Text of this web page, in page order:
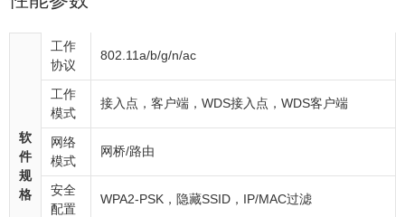
软
件
规
格
工作
协议
802.11a/b/g/n/ac
工作
模式
接入点，客户端，WDS接入点，WDS客户端
网络
模式
网桥/路由
安全
配置
WPA2-PSK，隐藏SSID，IP/MAC过滤